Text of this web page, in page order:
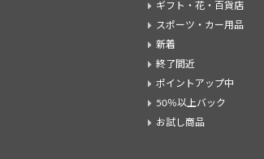
ギフト・花・百貨店
スポーツ・カー用品
新着
終了間近
ポイントアップ中
50％以上バック
お試し商品